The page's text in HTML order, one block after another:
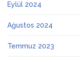
Eylül 2024
Ağustos 2024
Temmuz 2023